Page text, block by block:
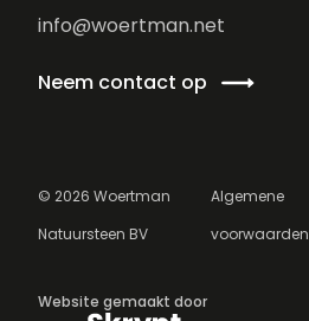
info@woertman.net
Neem contact op
© 2026 Woertman
Natuursteen BV
Algemene
voorwaarden
Website gemaakt door